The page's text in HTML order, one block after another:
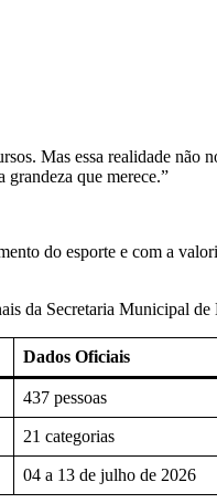
Mas essa realidade não
grandeza que merece.”
do esporte e com a
da Secretaria Municipal de
Dados Oficiais
437 pessoas
21 categorias
04 a 13 de julho de 2026